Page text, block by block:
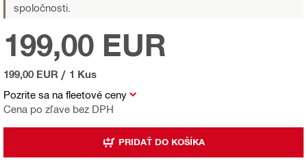
spoločnosti.
Pozrite sa na fleetové ceny
Cena po zľave bez DPH
199,00 EUR
199,00 EUR / 1 Kus
PRIDAŤ DO KOŠÍKA